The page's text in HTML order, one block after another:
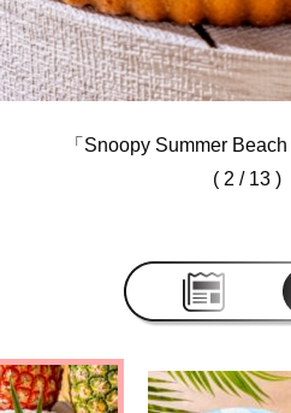
「Snoopy Summer
( 2 / 13 )